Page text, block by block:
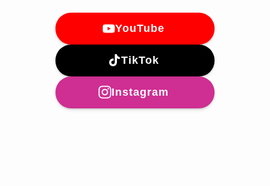
YouTube
TikTok
Instagram